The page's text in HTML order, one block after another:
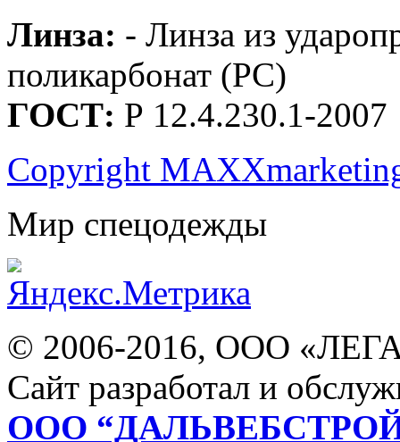
Линза: - Линза из
поликарбонат (РС)
ГОСТ: Р 12.4.230.1-2007
Copyright
Мир спецодежды
© 2006-2016, ООО
Сайт разработал и
ООО